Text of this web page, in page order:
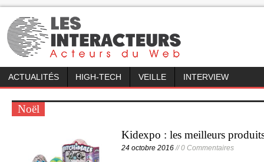
ACTUALITÉS HIGH-TECH VEILLE INTERVIEW
Noël
Kidexpo : les meilleurs
24 octobre 2016// 0 Commentaires